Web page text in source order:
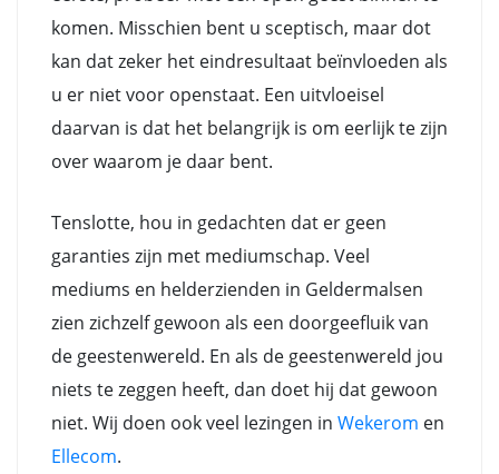
komen. Misschien bent u sceptisch, maar dot
kan dat zeker het eindresultaat beïnvloeden als
u er niet voor openstaat. Een uitvloeisel
daarvan is dat het belangrijk is om eerlijk te zijn
over waarom je daar bent.
Tenslotte, hou in gedachten dat er geen
garanties zijn met mediumschap. Veel
mediums en helderzienden in Geldermalsen
zien zichzelf gewoon als een doorgeefluik van
de geestenwereld. En als de geestenwereld jou
niets te zeggen heeft, dan doet hij dat gewoon
niet. Wij doen ook veel lezingen in Wekerom en
Ellecom.